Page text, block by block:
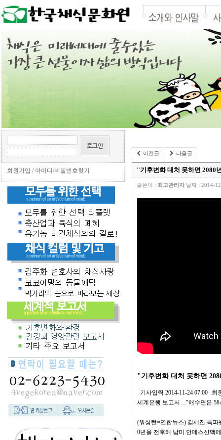
회원가입 / 아이디/비밀번호찾기
이전글 다음글
"기후변화 대처 못하면 2080
글쓴이 : 최고관리자 날짜 : 2014-
"기후변화 대처 못하면
기사입력 2014-11-24 07:00
최
세계은행 보고서…"해수면은 58
(워싱턴=연합뉴스) 김세진 특파
0년을 전후해 남미 안데스산맥